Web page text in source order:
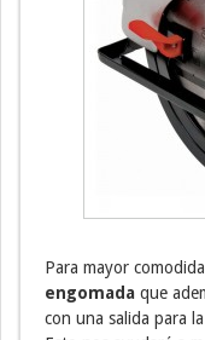
Para mayor
engomada que
con una salida para